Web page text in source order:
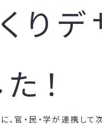
り
！
官・民・学が連携し